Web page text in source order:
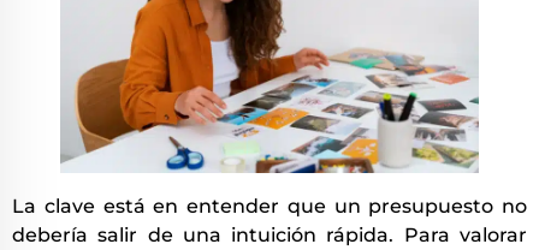
La clave está en entender que un presupuesto no
debería salir de una intuición rápida. Para valorar